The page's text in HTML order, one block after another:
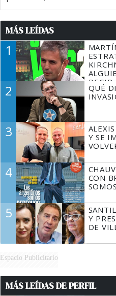
MÁS LEÍDAS
1
DECIR
TIENE
2
QUÉ
3
Y SE
4
CON
5
Y
DE
Espacio Publicitario
MÁS LEÍDAS DE PERFIL